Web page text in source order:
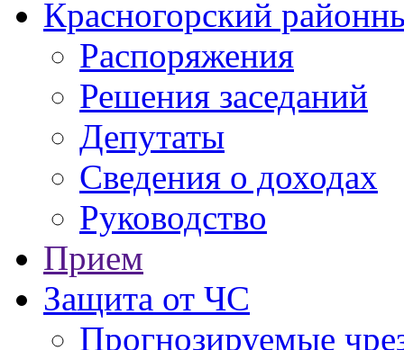
Красногорский
Распоряжения
Решения заседаний
Депутаты
Сведения о доходах
Руководство
Прием
Защита от ЧС
Прогнозируемые